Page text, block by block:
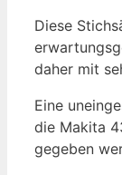
Diese
daher mit
Eine
die Makita
gegeben